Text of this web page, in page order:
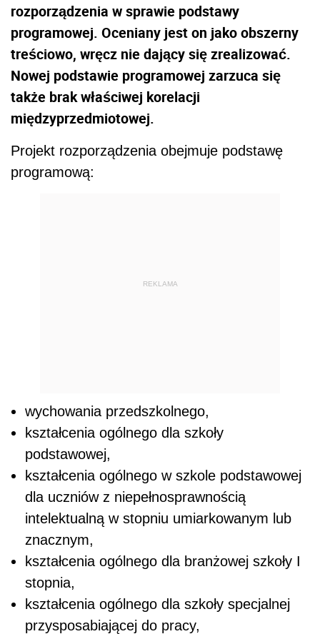
rozporządzenia w sprawie podstawy
programowej. Oceniany jest on jako obszerny
treściowo, wręcz nie dający się zrealizować.
Nowej podstawie programowej zarzuca się
także brak właściwej korelacji
międzyprzedmiotowej.
Projekt rozporządzenia obejmuje podstawę
programową:
REKLAMA
wychowania przedszkolnego,
kształcenia ogólnego dla szkoły
podstawowej,
kształcenia ogólnego w szkole podstawowej
dla uczniów z niepełnosprawnością
intelektualną w stopniu umiarkowanym lub
znacznym,
kształcenia ogólnego dla branżowej szkoły I
stopnia,
kształcenia ogólnego dla szkoły specjalnej
przysposabiającej do pracy,